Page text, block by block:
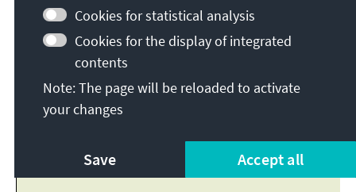
Cookies for statistical analysis
Cookies for the display of integrated
contents
Note: The page will be reloaded to activate
your changes
Save Accept all